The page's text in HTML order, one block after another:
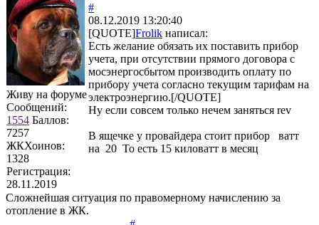
Живу на форуме
Сообщений:
1554 Баллов:
7257
ЖКХоинов:
1328
Регистрация:
28.11.2019
#
08.12.2019 13:20:40
[QUOTE]Frolik написал:
Есть желание обязать их поставить прибор
учета, при отсутствии прямого договора с
мосэнергосбытом производить оплату по
прибору учета согласно текущим тарифам на
электроэнергию.[/QUOTE]
Ну если совсем только нечем заняться rev
В ящечке у провайдера стоит прибор ватт
на 20 То есть 15 киловатт в месяц
Сложнейшая ситуация по правомерному начислению за
отопление в ЖК.